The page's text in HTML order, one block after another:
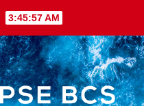
3:45:59 AM